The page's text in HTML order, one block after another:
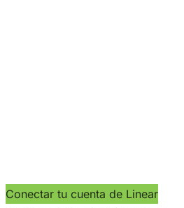
Conectar tu cuenta de Linear